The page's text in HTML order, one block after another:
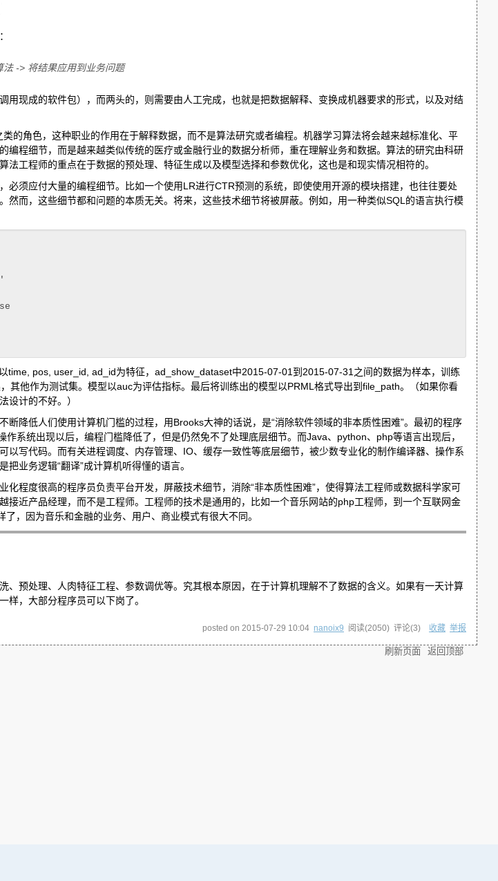
-> 将结果应用到业务问题
用现成的软件包），而两头的，则需要由人工完成，也就是把数据解释、变换成机器要求的形式，以及对结
类的角色，这种职业的作用在于解释数据，而不是算法研究或者编程。机器学习算法将会越来越标准化、平
编程细节，而是越来越类似传统的医疗或金融行业的数据分析师，重在理解业务和数据。算法的研究由科研
法工程师的重点在于数据的预处理、特征生成以及模型选择和参数优化，这也是和现实情况相符的。
必须应付大量的编程细节。比如一个使用LR进行CTR预测的系统，即使使用开源的模块搭建，也往往要处
然而，这些细节都和问题的本质无关。将来，这些技术细节将被屏蔽。例如，用一种类似SQL的语言执行模
time, pos, user_id, ad_id为特征，ad_show_dataset中2015-07-01到2015-07-31之间的数据为样本，训练
其他作为测试集。模型以auc为评估指标。最后将训练出的模型以PRML格式导出到file_path。（如果你看
设计的不好。）
断降低人们使用计算机门槛的过程，用Brooks大神的话说，是“消除软件领域的非本质性困难”。最初的程序
系统出现以后，编程门槛降低了，但是仍然免不了处理底层细节。而Java、python、php等语言出现后，
以写代码。而有关进程调度、内存管理、IO、缓存一致性等底层细节，被少数专业化的制作编译器、操作系
业务逻辑“翻译”成计算机听得懂的语言。
化程度很高的程序员负责平台开发，屏蔽技术细节，消除“非本质性困难”，使得算法工程师或数据科学家可
接近产品经理，而不是工程师。工程师的技术是通用的，比如一个音乐网站的php工程师，到一个互联网金
，因为音乐和金融的业务、用户、商业模式有很大不同。
、预处理、人肉特征工程、参数调优等。究其根本原因，在于计算机理解不了数据的含义。如果有一天计算
样，大部分程序员可以下岗了。
posted on 2015-07-29 10:04 nanoix9 阅读(2050) 评论(3) 收藏 举报
刷新页面 返回顶部